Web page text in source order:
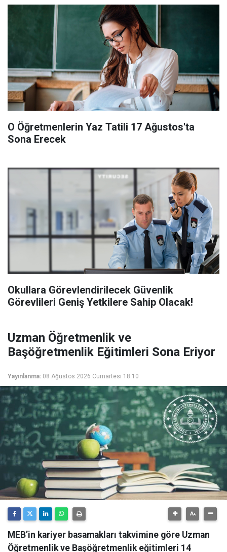
O Öğretmenlerin Yaz Tatili 17 Ağustos'ta
Sona Erecek
Okullara Görevlendirilecek Güvenlik
Görevlileri Geniş Yetkilere Sahip Olacak!
Uzman Öğretmenlik ve
Başöğretmenlik Eğitimleri Sona Eriyor
Yayınlanma: 08 Ağustos 2026 Cumartesi 18:10
MEB’in kariyer basamakları takvimine göre Uzman
Öğretmenlik ve Başöğretmenlik eğitimleri 14